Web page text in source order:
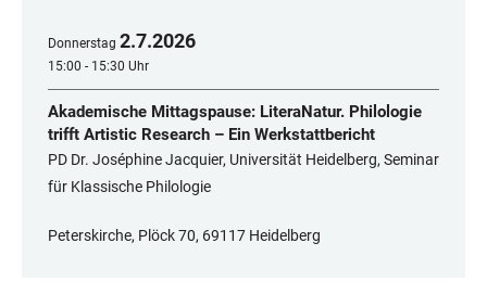
Donnerstag 2.7.2026
15:00 - 15:30 Uhr
Akademische Mittagspause: LiteraNatur. Philologie
trifft Artistic Research – Ein Werkstattbericht
PD Dr. Joséphine Jacquier, Universität Heidelberg, Seminar
für Klassische Philologie
Peterskirche, Plöck 70, 69117 Heidelberg